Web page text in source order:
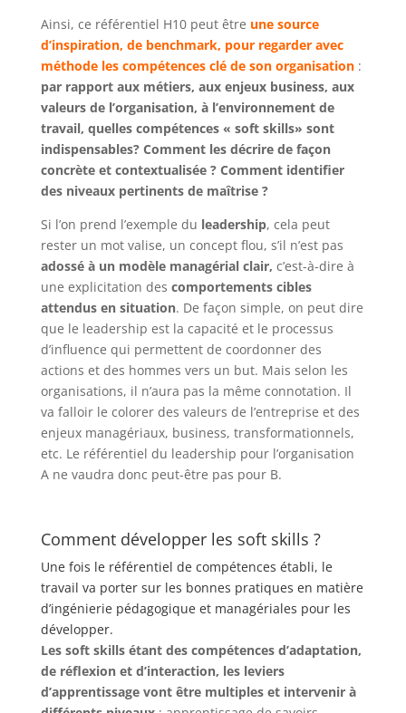
Ainsi, ce référentiel H10 peut être une source
d’inspiration, de benchmark, pour regarder avec
méthode les compétences clé de son organisation:
par rapport aux métiers, aux enjeux business, aux
valeurs de l’organisation, à l’environnement de
travail, quelles compétences « soft skills» sont
indispensables? Comment les décrire de façon
concrète et contextualisée ? Comment identifier
des niveaux pertinents de maîtrise ?
Si l’on prend l’exemple du leadership, cela peut
rester un mot valise, un concept flou, s’il n’est pas
adossé à un modèle managérial clair, c’est-à-dire à
une explicitation des comportements cibles
attendus en situation. De façon simple, on peut dire
que le leadership est la capacité et le processus
d’influence qui permettent de coordonner des
actions et des hommes vers un but. Mais selon les
organisations, il n’aura pas la même connotation. Il
va falloir le colorer des valeurs de l’entreprise et des
enjeux managériaux, business, transformationnels,
etc. Le référentiel du leadership pour l’organisation
A ne vaudra donc peut-être pas pour B.
Comment développer les soft skills ?
Une fois le référentiel de compétences établi, le
travail va porter sur les bonnes pratiques en matière
d’ingénierie pédagogique et managériales pour les
développer.
Les soft skills étant des compétences d’adaptation,
de réflexion et d’interaction, les leviers
d’apprentissage vont être multiples et intervenir à